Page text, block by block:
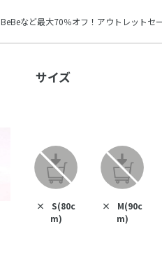
BeBeなど最大70％オフ！アウトレットセ
サイズ
×
S(80c
m)
×
M(90c
m)